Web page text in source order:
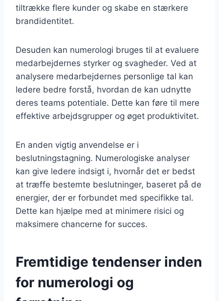
tiltrække flere kunder og skabe en stærkere
brandidentitet.
Desuden kan numerologi bruges til at evaluere
medarbejdernes styrker og svagheder. Ved at
analysere medarbejdernes personlige tal kan
ledere bedre forstå, hvordan de kan udnytte
deres teams potentiale. Dette kan føre til mere
effektive arbejdsgrupper og øget produktivitet.
En anden vigtig anvendelse er i
beslutningstagning. Numerologiske analyser
kan give ledere indsigt i, hvornår det er bedst
at træffe bestemte beslutninger, baseret på de
energier, der er forbundet med specifikke tal.
Dette kan hjælpe med at minimere risici og
maksimere chancerne for succes.
Fremtidige tendenser inden
for numerologi og